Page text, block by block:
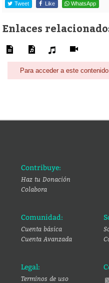
Tweet Like WhatsApp
Enlaces
Para acceder a este
Contribuye:
Haz tu Donación
Colabora
Comunidad:
Cuenta básica
Cuenta Avanzada
Legal:
Terminos de uso